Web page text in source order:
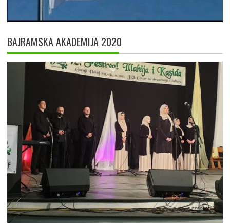
BAJRAMSKA AKADEMIJA 2020